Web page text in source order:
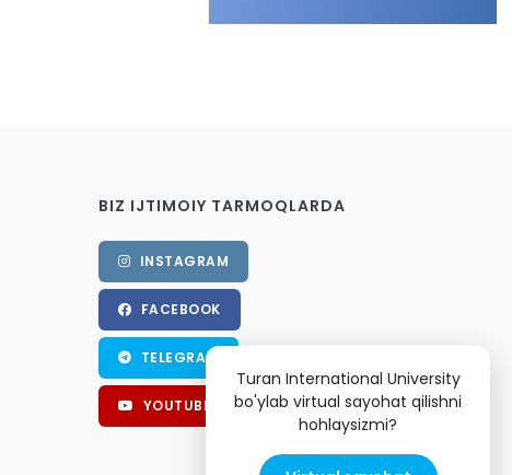
BIZ IJTIMOIY TARMOQLARDA
INSTAGRAM
FACEBOOK
TELEGRAM
YOUTUBE
Turan International University
bo'ylab virtual sayohat qilishni
hohlaysizmi?